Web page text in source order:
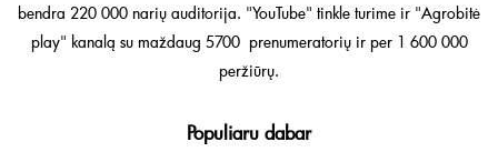
bendra 220 000 narių auditorija. "YouTube" tinkle turime ir "Agrobitė
play" kanalą su maždaug 5700 prenumeratorių ir per 1 600 000
peržiūrų.
Populiaru dabar